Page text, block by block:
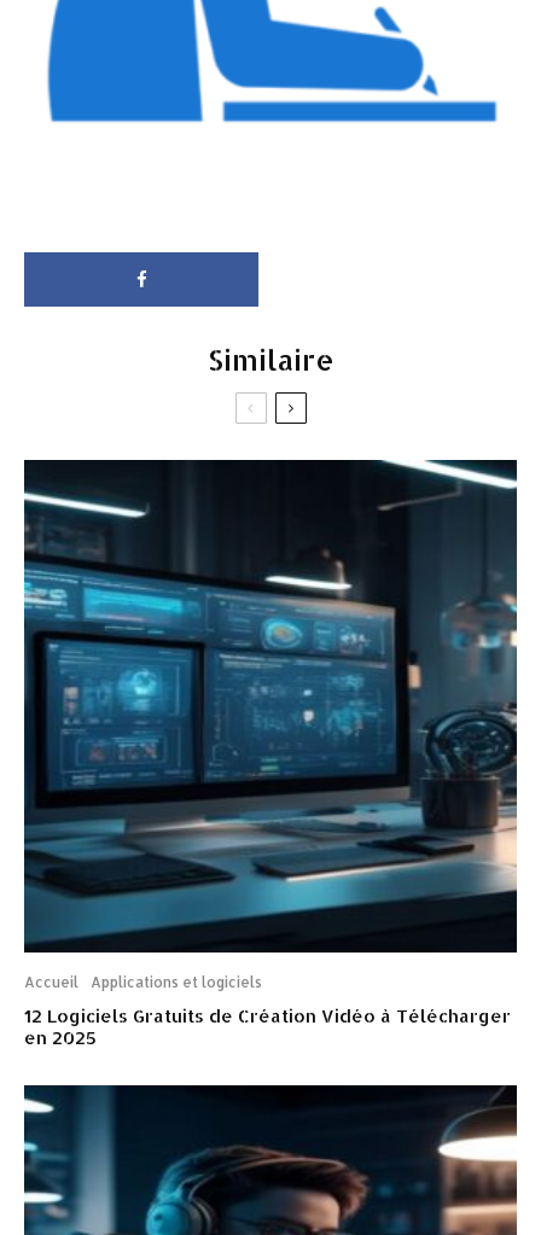
Similaire
Accueil Applications et logiciels
12 Logiciels Gratuits de Création Vidéo à Télécharger
en 2025